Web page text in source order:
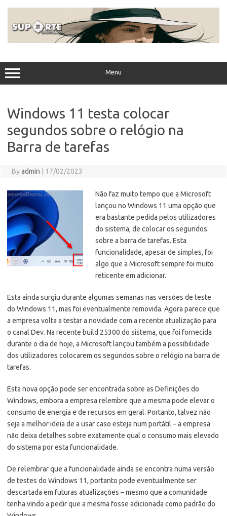
Menu
Windows 11 testa colocar
segundos sobre o relógio na
Barra de tarefas
Byadmin 17/02/2023
Não faz muito tempo que a Microsoft
lançou no Windows 11 uma opção que
era bastante pedida pelos utilizadores
do sistema, de colocar os segundos
sobre a barra de tarefas. Esta
funcionalidade, apesar de simples, foi
algo que a Microsoft sempre foi muito
reticente em adicionar.
Esta ainda surgiu durante algumas semanas nas versões de teste
do Windows 11, mas foi eventualmente removida. Agora parece que
a empresa volta a testar a novidade com a recente atualização para
o canal Dev. Na recente build 25300 do sistema, que foi fornecida
durante o dia de hoje, a Microsoft lançou também a possibilidade
dos utilizadores colocarem os segundos sobre o relógio na barra de
tarefas.
Esta nova opção pode ser encontrada sobre as Definições do
Windows, embora a empresa relembre que a mesma pode elevar o
consumo de energia e de recursos em geral. Portanto, talvez não
seja a melhor ideia de a usar caso esteja num portátil – a empresa
não deixa detalhes sobre exatamente qual o consumo mais elevado
do sistema por esta funcionalidade.
De relembrar que a funcionalidade ainda se encontra numa versão
de testes do Windows 11, portanto pode eventualmente ser
descartada em futuras atualizações – mesmo que a comunidade
tenha vindo a pedir que a mesma fosse adicionada como padrão do